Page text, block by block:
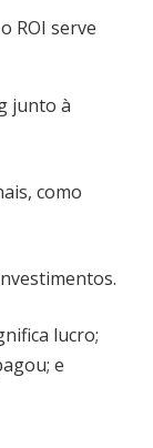
ROI serve
junto à
como
lucro;
e